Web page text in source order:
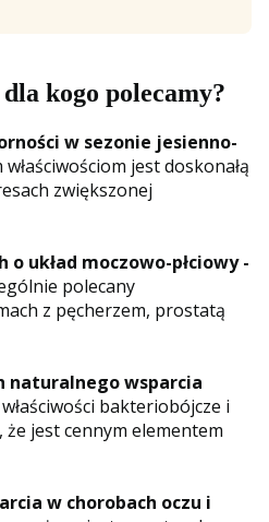
kogo polecamy?
w sezonie jesienno-
jest doskonałą
zwiększonej
o układ moczowo-płciowy -
polecany
z pęcherzem, prostatą
naturalnego wsparcia
bakteriobójcze i
jest cennym elementem
w chorobach oczu i